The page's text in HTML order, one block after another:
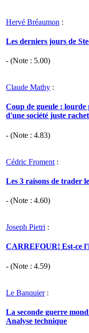
Hervé Bréaumon :
Les derniers jours de
- (Note : 5.00)
Claude Mathy :
Coup de gueule : lourde
d'une société juste
- (Note : 4.83)
Cédric Froment :
Les 3 raisons de trader
- (Note : 4.60)
Joseph Pietri :
CARREFOUR! Est-ce
- (Note : 4.59)
Le Banquier:
La seconde guerre
Analyse technique